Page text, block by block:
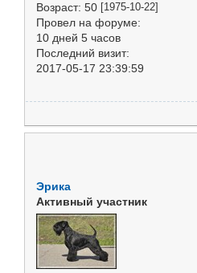
Возраст: 50 [1975-10-22]
Провел на форуме:
10 дней 5 часов
Последний визит:
2017-05-17 23:39:59
Эрика
Активный участник